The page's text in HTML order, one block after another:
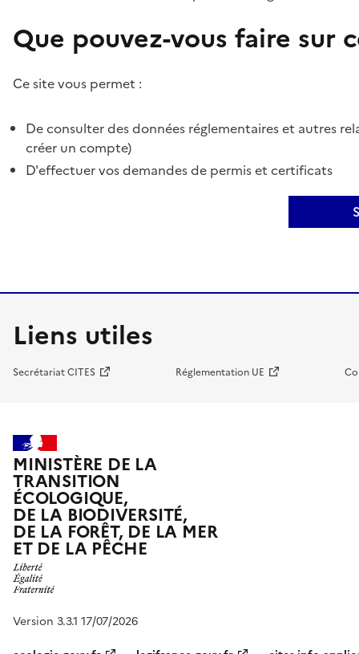
Que pouvez-vous faire sur
Ce site vous permet :
De consulter des données réglementaires et autres
créer un compte)
D'effectuer vos demandes de permis et certificats
Liens utiles
Secrétariat CITES Réglementation UE
MINISTÈRE DE LA
TRANSITION
ÉCOLOGIQUE,
DE LA BIODIVERSITÉ,
DE LA FORÊT, DE LA MER
ET DE LA PÊCHE
Version 3.3.1 17/07/2026